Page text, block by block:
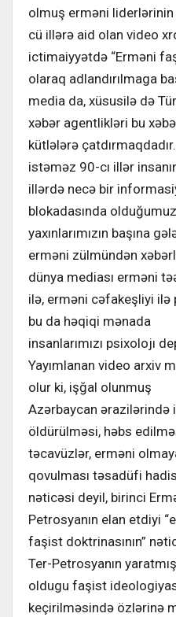
olmuş erməni
cü illərə aid olan video
ictimaiyyətdə “Erməni
olaraq adlandırılmaga
media da, xüsusilə də
xəbər agentlikləri bu
kütlələrə
istəməz 90-cı illər
illərdə necə bir
blokadasında
yaxınlarımızın başına
erməni zülmündən
dünya mediası erməni
ilə, erməni cəfakeşliyi ilə
bu da həqiqi mənada
insanlarımızı psixolojı
Yayımlanan video arxiv
olur ki, işğal olunmuş
Azərbaycan ərazilərində
öldürülməsi, həbs
təcavüzlər, erməni
qovulması təsadüfi
nəticəsi deyil, birinci
Petrosyanın elan etdiyi
faşist doktrinasının”
Ter-Petrosyanın yaratmış
oldugu faşist
keçirilməsində özlərinə